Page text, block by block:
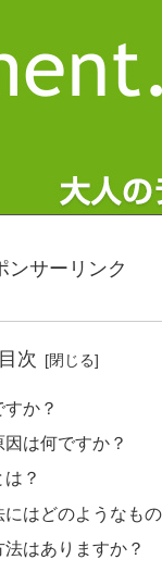
ンサーリンク
目次
か？
は何ですか？
？
はどのようなも
はありますか？